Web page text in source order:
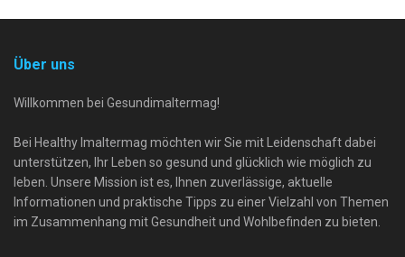
Über uns
Willkommen bei Gesundimaltermag!
Bei Healthy Imaltermag möchten wir Sie mit Leidenschaft dabei
unterstützen, Ihr Leben so gesund und glücklich wie möglich zu
leben. Unsere Mission ist es, Ihnen zuverlässige, aktuelle
Informationen und praktische Tipps zu einer Vielzahl von Themen
im Zusammenhang mit Gesundheit und Wohlbefinden zu bieten.